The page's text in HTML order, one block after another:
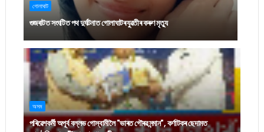
গোলাঘাট
গুজৰাটত সংঘটিত পথ দুৰ্ঘটনাত গোলাঘাটৰ যুৱতীৰ কৰুণ মৃত্যু
অসম
পৰিৱেশকৰ্মী অপূৰ্ব বল্লভ গোস্বামীলৈ "ভাৰত গৌৰৱ সন্মান", কৰ্ণাটকৰ ছেদামত